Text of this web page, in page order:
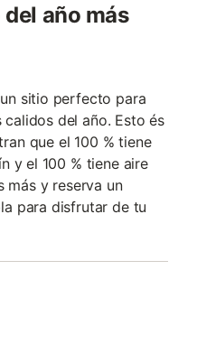
año más
sitio perfecto para
del año. Esto és
que el 100 % tiene
y el 100 % tiene aire
más y reserva un
para disfrutar de tu